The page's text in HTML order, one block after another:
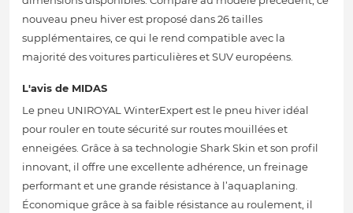
nouveau pneu hiver est proposé dans 26 tailles
supplémentaires, ce qui le rend compatible avec la
majorité des voitures particulières et SUV européens.
L'avis de MIDAS
Le pneu UNIROYAL WinterExpert est le pneu hiver idéal
pour rouler en toute sécurité sur routes mouillées et
enneigées. Grâce à sa technologie Shark Skin et son profil
innovant, il offre une excellente adhérence, un freinage
performant et une grande résistance à l’aquaplaning.
Économique grâce à sa faible résistance au roulement, il